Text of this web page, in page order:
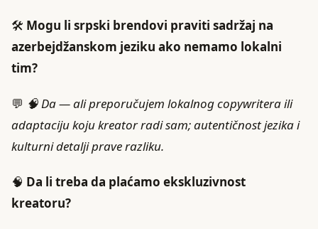
🛠️ Mogu li srpski brendovi praviti sadržaj na
azerbejdžanskom jeziku ako nemamo lokalni
tim?
💬 🧠 Da — ali preporučujem lokalnog copywritera ili
adaptaciju koju kreator radi sam; autentičnost jezika i
kulturni detalji prave razliku.
🧠 Da li treba da plaćamo ekskluzivnost
kreatoru?